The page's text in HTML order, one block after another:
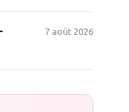
7 août 2026